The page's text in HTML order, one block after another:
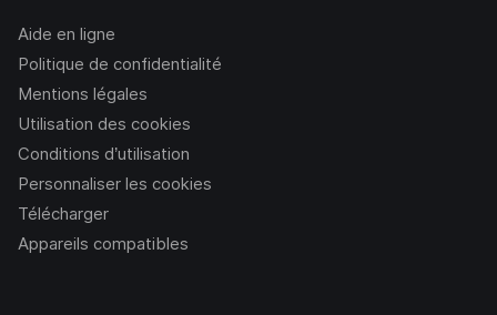
Aide en ligne
Politique de confidentialité
Mentions légales
Utilisation des cookies
Conditions d’utilisation
Personnaliser les cookies
Télécharger
Appareils compatibles